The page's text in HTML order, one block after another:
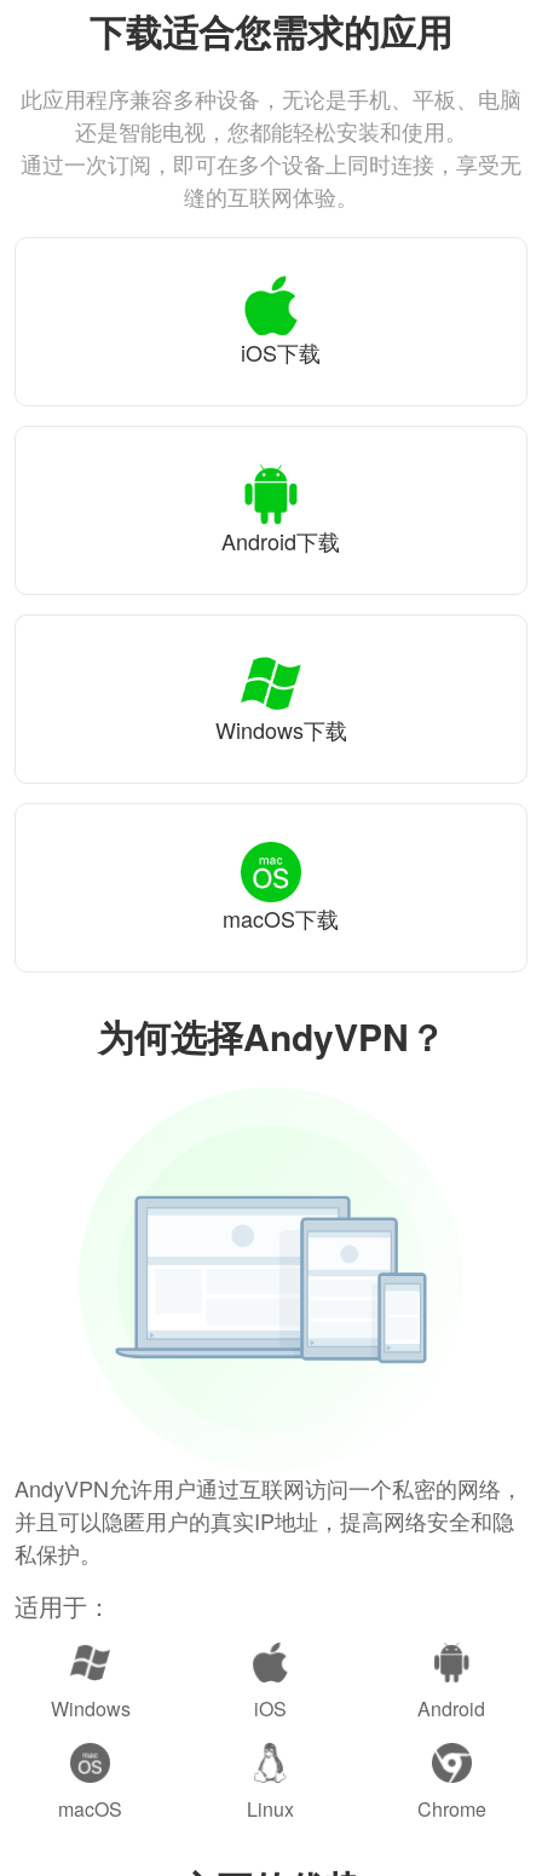
为何选择AndyVPN？
AndyVPN允许用户通过互联网访问一个私密的网络，
并且可以隐匿用户的真实IP地址，提高网络安全和隐
私保护。
适用于：
Windows iOS Android
macOS Linux Chrome
下载适合您需求的应用
此应用程序兼容多种设备，无论是手机、平板、电脑
还是智能电视，您都能轻松安装和使用。
通过一次订阅，即可在多个设备上同时连接，享受无
缝的互联网体验。
iOS下载
Android下载
Windows下载
macOS下载